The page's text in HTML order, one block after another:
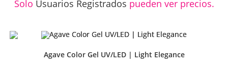
Solo Usuarios Registrados pueden ver precios.
Agave Color Gel UV/LED | Light Elegance